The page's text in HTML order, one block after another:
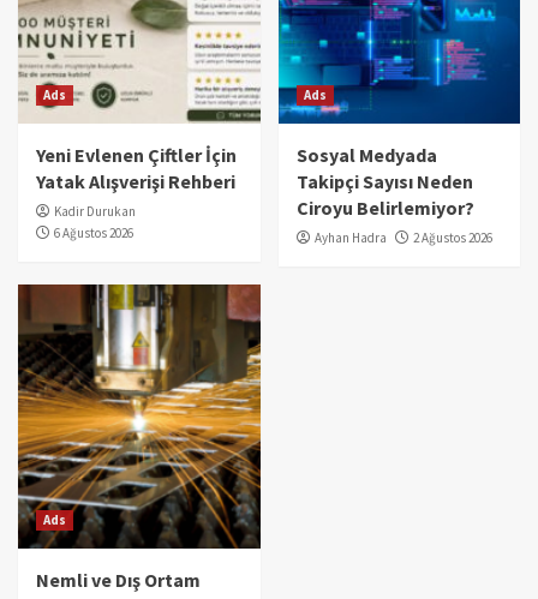
Ads
Yeni Evlenen Çiftler İçin
Yatak Alışverişi Rehberi
Kadir Durukan
6 Ağustos 2026
Ads
Sosyal Medyada
Takipçi Sayısı Neden
Ciroyu Belirlemiyor?
Ayhan Hadra 2 Ağustos 2026
Ads
Nemli ve Dış Ortam